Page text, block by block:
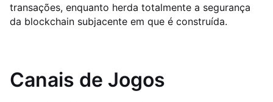
transações, enquanto herda totalmente a segurança
da blockchain subjacente em que é construída.
Canais de Jogos